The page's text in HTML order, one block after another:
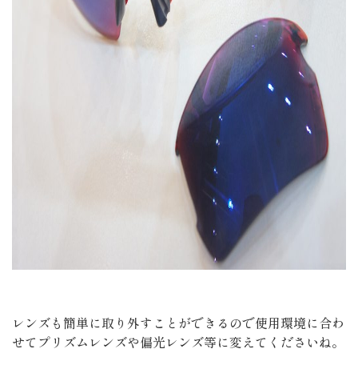
レンズも簡単に取り外すことができるので使用環境に合わ
せてプリズムレンズや偏光レンズ等に変えてくださいね。